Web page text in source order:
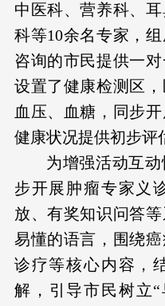
中医科、营养科、
科等10余名专家，
咨询的市民提供一
设置了健康检测区
血压、血糖，同步
健康状况提供初步评
为增强活动互
步开展肿瘤专家义
放、有奖知识问答
易懂的语言，围绕
诊疗等核心内容，
解，引导市民树立